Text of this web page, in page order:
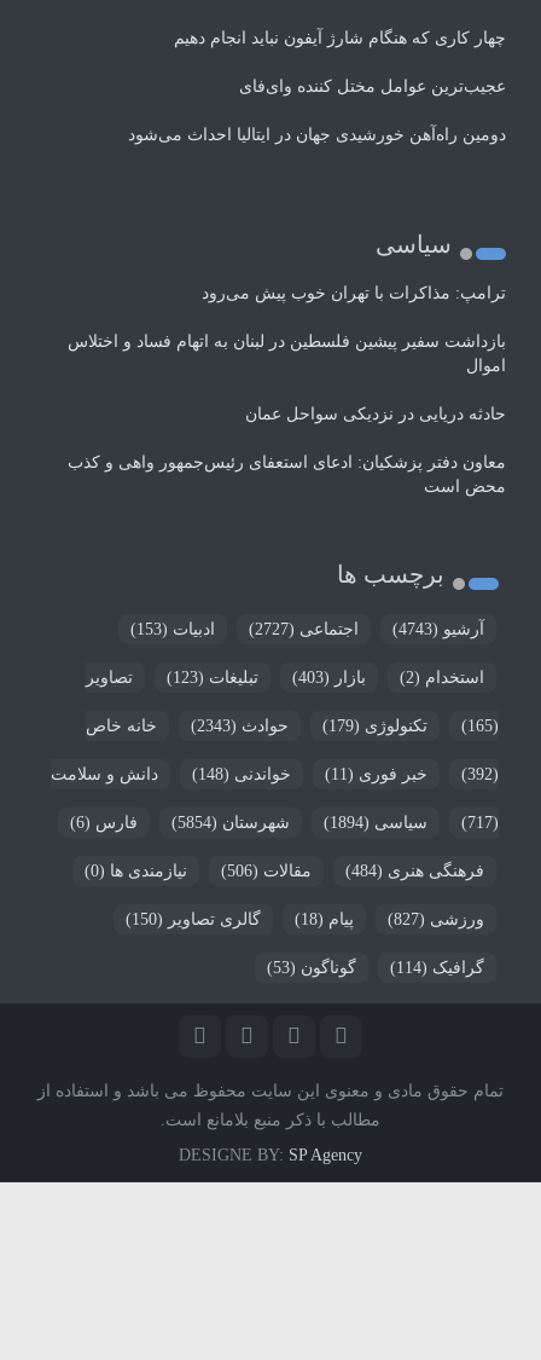
چهار کاری که هنگام شارژ آیفون نباید انجام دهیم
عجیب‌ترین عوامل مختل کننده وای‌فای
دومین راه‌آهن خورشیدی جهان در ایتالیا احداث می‌شود
سیاسی
ترامپ: مذاکرات با تهران خوب پیش می‌رود
بازداشت سفیر پیشین فلسطین در لبنان به اتهام فساد و اختلاس
اموال
حادثه دریایی در نزدیکی سواحل عمان
معاون دفتر پزشکیان: ادعای استعفای رئیس‌جمهور واهی و کذب
محض است
برچسب ها
آرشیو (4743) اجتماعی (2727) ادبیات (153)
استخدام (2) بازار (403) تبلیغات (123) تصاویر
(165) تکنولوژی (179) حوادث (2343) خانه خاص
(392) خبر فوری (11) خواندنی (148) دانش و سلامت
(717) سیاسی (1894) شهرستان (5854) فارس (6)
فرهنگی هنری (484) مقالات (506) نیازمندی ها (0)
ورزشی (827) پیام (18) گالری تصاویر (150)
گرافیک (114) گوناگون (53)
تمام حقوق مادی و معنوی این سایت محفوظ می باشد و استفاده از
مطالب با ذکر منبع بلامانع است.
DESIGNE BY: SP Agency